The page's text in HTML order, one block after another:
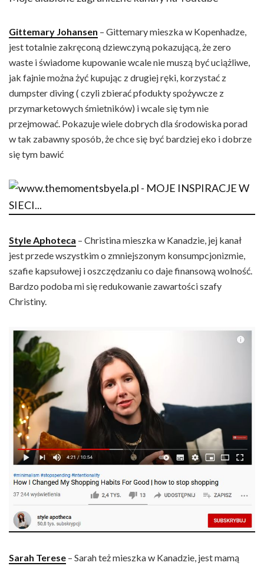
Gittemary Johansen – Gittemary mieszka w Kopenhadze,
jest totalnie zakręconą dziewczyną pokazującą, że zero
waste i świadome kupowanie wcale nie muszą być uciążliwe,
jak fajnie można żyć kupując z drugiej ręki, korzystać z
dumpster diving ( czyli zbierać pfodukty spożywcze z
przymarketowych śmietników) i wcale się tym nie
przejmować. Pokazuje wiele dobrych dla środowiska porad
w tak zabawny sposób, że chce się być bardziej eko i dobrze
się tym bawić
Style Aphoteca – Christina mieszka w Kanadzie, jej kanał
jest przede wszystkim o zmniejszonym konsumpcjonizmie,
szafie kapsułowej i oszczędzaniu co daje finansową wolność.
Bardzo podoba mi się redukowanie zawartości szafy
Christiny.
Sarah Terese – Sarah też mieszka w Kanadzie, jest mamą